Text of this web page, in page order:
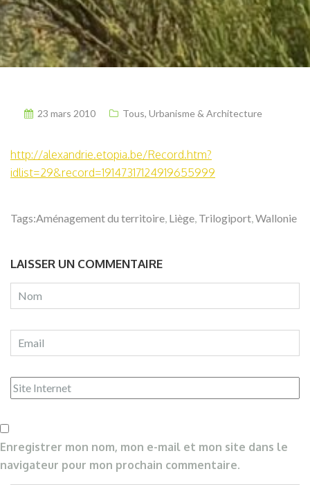
23 mars 2010 Tous, Urbanisme & Architecture
http://alexandrie.etopia.be/Record.htm?
idlist=29&record=19147317124919655999
Tags:Aménagement du territoire, Liège, Trilogiport,Wallonie
LAISSER UN COMMENTAIRE
Enregistrer mon nom, mon e-mail et mon site dans le
navigateur pour mon prochain commentaire.